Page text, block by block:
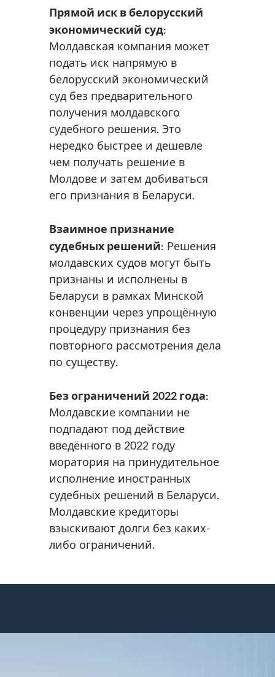
Прямой иск в белорусский
экономический суд:
Молдавская компания может
подать иск напрямую в
белорусский экономический
суд без предварительного
получения молдавского
судебного решения. Это
нередко быстрее и дешевле
чем получать решение в
Молдове и затем добиваться
его признания в Беларуси.
Взаимное признание
судебных решений: Решения
молдавских судов могут быть
признаны и исполнены в
Беларуси в рамках Минской
конвенции через упрощённую
процедуру признания без
повторного рассмотрения дела
по существу.
Без ограничений 2022 года:
Молдавские компании не
подпадают под действие
введённого в 2022 году
моратория на принудительное
исполнение иностранных
судебных решений в Беларуси.
Молдавские кредиторы
взыскивают долги без каких-
либо ограничений.